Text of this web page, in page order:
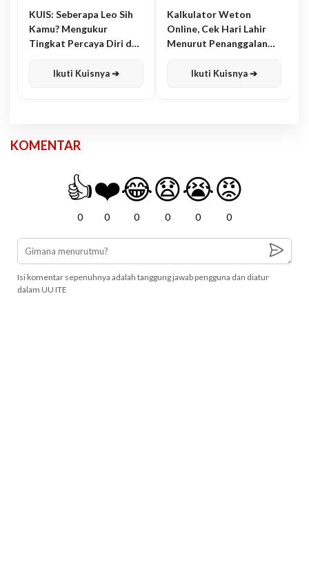
KUIS: Seberapa Leo Sih
Kamu? Mengukur
Tingkat Percaya Diri dan
Ikuti Kuisnya ➔
Kalkulator Weton
Online, Cek Hari Lahir
Menurut Penanggalan
Ikuti Kuisnya ➔
KOMENTAR
👍
0
❤️
0
😂
0
😧
0
😭
0
😡
0
Isi komentar sepenuhnya adalah tanggung jawab pengguna dan diatur
dalam UU ITE